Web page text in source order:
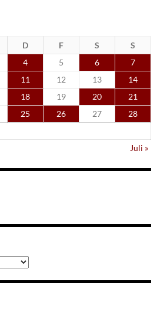
D F S
S
4 5 6
7
11 12 13
14
18 19 20
21
25 26 27
28
Juli »